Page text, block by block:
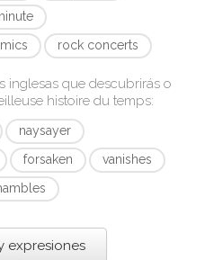
rock concerts
inglesas que descubrirás o
histoire du temps:
naysayer
forsaken
vanishes
expresiones